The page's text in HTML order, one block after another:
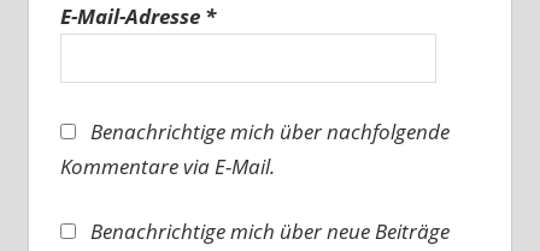
E-Mail-Adresse *
Benachrichtige mich über nachfolgende
Kommentare via E-Mail.
Benachrichtige mich über neue Beiträge